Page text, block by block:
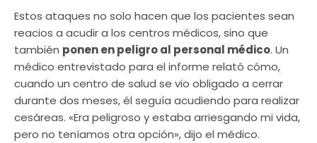
Estos ataques no solo hacen que los pacientes sean
reacios a acudir a los centros médicos, sino que
también ponen en peligro al personal médico. Un
médico entrevistado para el informe relató cómo,
cuando un centro de salud se vio obligado a cerrar
durante dos meses, él seguía acudiendo para realizar
cesáreas. «Era peligroso y estaba arriesgando mi vida,
pero no teníamos otra opción», dijo el médico.